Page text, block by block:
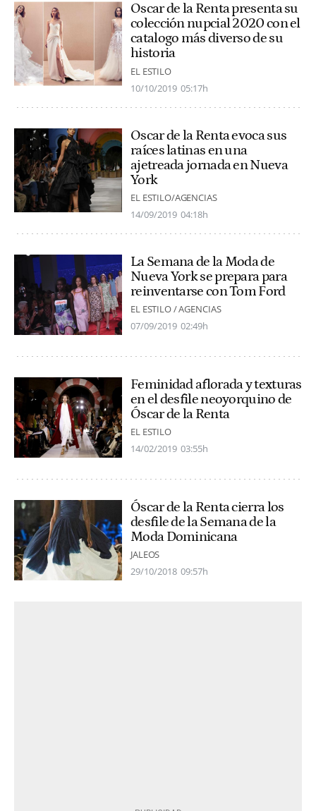
Oscar de la Renta presenta su
colección nupcial 2020 con el
catalogo más diverso de su
historia
EL ESTILO
10/10/2019 05:17h
Oscar de la Renta evoca sus
raíces latinas en una
ajetreada jornada en Nueva
York
EL ESTILO/AGENCIAS
14/09/2019 04:18h
La Semana de la Moda de
Nueva York se prepara para
reinventarse con Tom Ford
EL ESTILO / AGENCIAS
07/09/2019 02:49h
Feminidad aflorada y texturas
en el desfile neoyorquino de
Óscar de la Renta
EL ESTILO
14/02/2019 03:55h
Óscar de la Renta cierra los
desfile de la Semana de la
Moda Dominicana
JALEOS
29/10/2018 09:57h